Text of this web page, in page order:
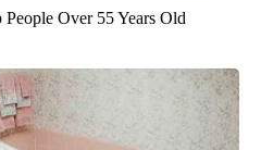
Over 55 Years Old